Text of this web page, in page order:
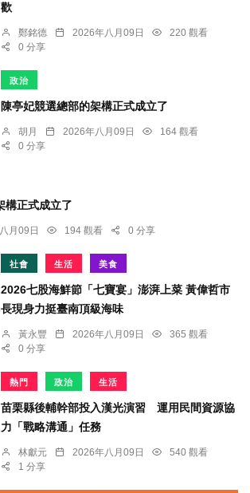
歡
鄭銘德 2026年八月09日
220 觀看
0 分享
政治
陳亭妃競選總部的架構正式成立了
胡月 2026年八月09日
164 觀看
0 分享
構正式成立了
月09日 194 觀看 0 分享
社會 生活 美食
2026七股海鮮節「七寶宴」澎湃上菜 黃偉哲市
長現身力挺臺南頂級海味
黃永豐 2026年八月09日
365 觀看
0 分享
熱門 政治 生活
苗栗縣後輔幹部投入漢光演習 運用民間資源協
力「戰略溝通」任務
林獻元 2026年八月09日
540 觀看
1 分享